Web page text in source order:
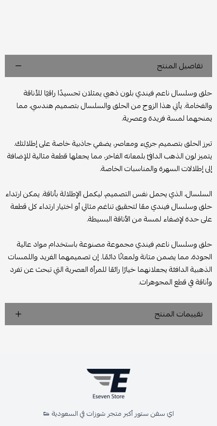
تفاصيل المنتج
حلق وسلسال ناعم فيندي بلون ذهبي يمثلان تجسيدًا راقيًا للأناقة
والفخامة. يأتي هذا الزوج من الحلق والسلسال بتصميم هندسي، مما
يمنحهما لمسة فريدة وعصرية.
تبرز الحلق بتصميم جريء ومعاصر، يضفي جاذبية خاصة على إطلالتك.
يتميز لون الذهب الدافئ بلمعانه الفاخر، مما يجعلها قطعة مثالية للإضافة
إلى إطلالات السهرة والمناسبات الخاصة.
السلسال، الذي يحمل نفس التصميم، ليكمل الإطلالة بأناقة. يمكن ارتداء
حلق وسلسال فيندي معًا لتحقيق تناغم مثالي أو اختيار ارتداء كل قطعة
على حدة لإضفاء لمسة من الأناقة البسيطة.
حلق وسلسال ناعم فيندي مجموعة مصنوعة باستخدام مواد عالية
الجودة، مما يضمن متانة ولمعانًا دائمًا. إن تصميمهما الفريد واللمسات
الذهبية الدافئة يجعلانهما خيارًا رائعًا للمرأة العصرية التي تبحث عن تفرد
وأناقة في قطع المجوهرات.
تقييمات المنتج
اي سفن ستور أكبر متجر شوزات في السعودية 👟